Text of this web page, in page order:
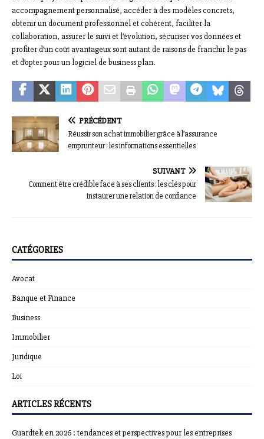
accompagnement personnalisé, accéder à des modèles concrets,
obtenir un document professionnel et cohérent, faciliter la
collaboration, assurer le suivi et l’évolution, sécuriser vos données et
profiter d’un coût avantageux sont autant de raisons de franchir le pas
et d’opter pour un logiciel de business plan.
PRÉCÉDENT
Réussir son achat immobilier grâce à l’assurance
emprunteur : les informations essentielles
SUIVANT
Comment être crédible face à ses clients : les clés pour
instaurer une relation de confiance
CATÉGORIES
Avocat
Banque et Finance
Business
Immobilier
Juridique
Loi
ARTICLES RÉCENTS
Guardtek en 2026 : tendances et perspectives pour les entreprises